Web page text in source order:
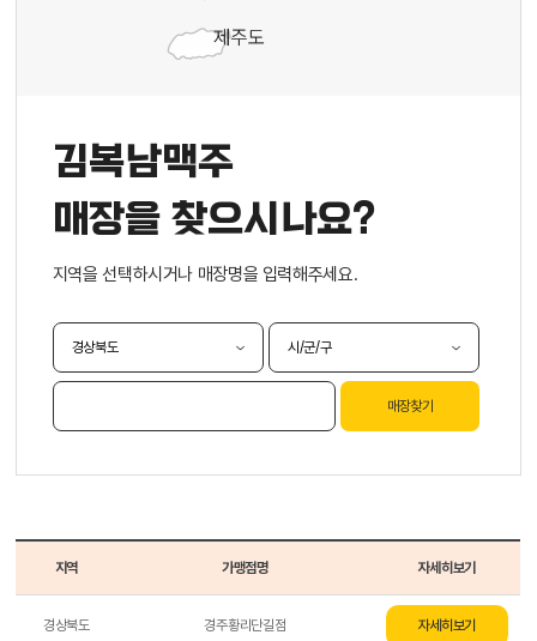
김복남맥주
매장을 찾으시나요?
지역을 선택하시거나 매장명을 입력해주세요.
매장찾기
지역 가맹점명 자세히보기
경상북도 경주황리단길점 자세히보기